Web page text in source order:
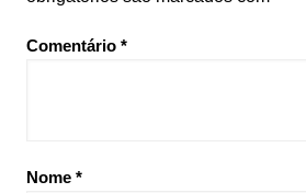
Comentário *
Nome *